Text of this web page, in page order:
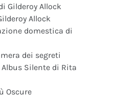
Gilderoy Allock
Allock
domestica di
dei segreti
Silente di Rita
Oscure